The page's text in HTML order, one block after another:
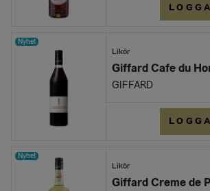
Nyhet
Likör
Giffard Cafe du
GIFFARD
Nyhet
Likör
Giffard Creme de